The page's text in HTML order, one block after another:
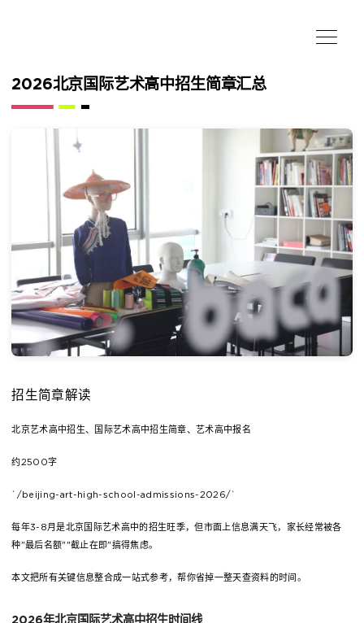
2026北京国际艺术高中招生简章汇总
招生简章解读
北京艺术高中招生、国际艺术高中招生简章、艺术高中报名
约2500字
`/beijing-art-high-school-admissions-2026/`
每年3-8月是北京国际艺术高中的招生旺季，但市面上信息满天飞，家长经常被各
种"最后名额""截止在即"搞得焦虑。
本文把所有关键信息整合成一站式参考，帮你省掉一整天查资料的时间。
2026年北京国际艺术高中招生时间线